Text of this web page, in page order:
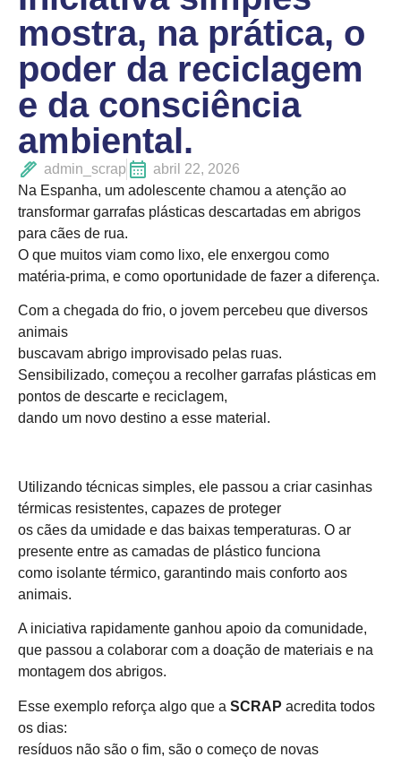
mostra, na prática, o
poder da reciclagem
e da consciência
ambiental.
admin_scrap
abril 22, 2026
Na Espanha, um adolescente chamou a atenção ao
transformar garrafas plásticas descartadas em abrigos
para cães de rua.
O que muitos viam como lixo, ele enxergou como
matéria-prima, e como oportunidade de fazer a diferença.
Com a chegada do frio, o jovem percebeu que diversos
animais
buscavam abrigo improvisado pelas ruas.
Sensibilizado, começou a recolher garrafas plásticas em
pontos de descarte e reciclagem,
dando um novo destino a esse material.
Utilizando técnicas simples, ele passou a criar casinhas
térmicas resistentes, capazes de proteger
os cães da umidade e das baixas temperaturas. O ar
presente entre as camadas de plástico funciona
como isolante térmico, garantindo mais conforto aos
animais.
A iniciativa rapidamente ganhou apoio da comunidade,
que passou a colaborar com a doação de materiais e na
montagem dos abrigos.
Esse exemplo reforça algo que a SCRAP acredita todos
os dias:
resíduos não são o fim, são o começo de novas